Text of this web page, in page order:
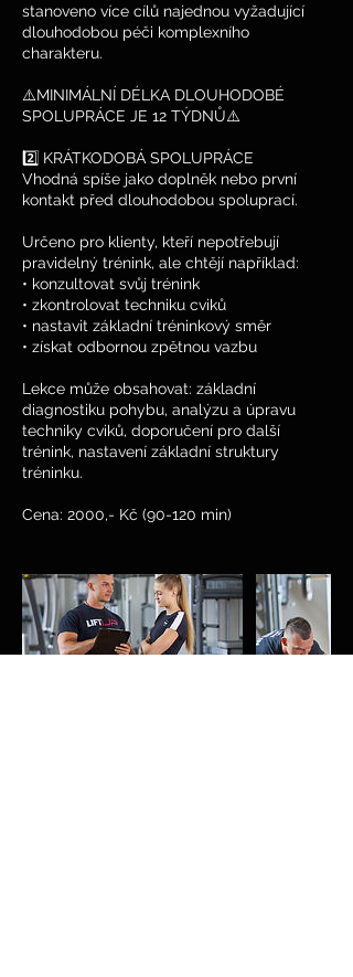
stanoveno více cílů najednou vyžadující
dlouhodobou péči komplexního
charakteru.
⚠️MINIMÁLNÍ DÉLKA DLOUHODOBÉ
SPOLUPRÁCE JE 12 TÝDNŮ⚠️
2️⃣ KRÁTKODOBÁ SPOLUPRÁCE
Vhodná spíše jako doplněk nebo první
kontakt před dlouhodobou spoluprací.
Určeno pro klienty, kteří nepotřebují
pravidelný trénink, ale chtějí například:
• konzultovat svůj trénink
• zkontrolovat techniku cviků
• nastavit základní tréninkový směr
• získat odbornou zpětnou vazbu
Lekce může obsahovat: základní
diagnostiku pohybu, analýzu a úpravu
techniky cviků, doporučení pro další
trénink, nastavení základní struktury
tréninku.
Cena: 2000,- Kč (90-120 min)